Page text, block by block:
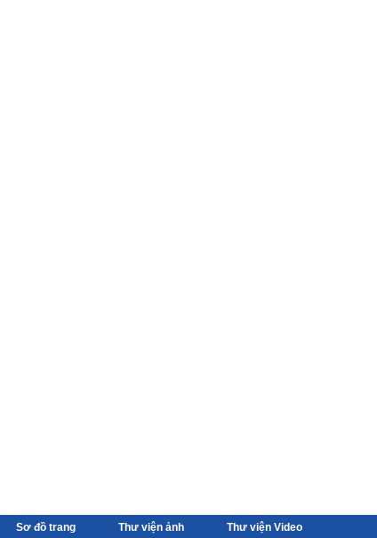
Sơ đồ trang Thư viện ảnh Thư viện Video